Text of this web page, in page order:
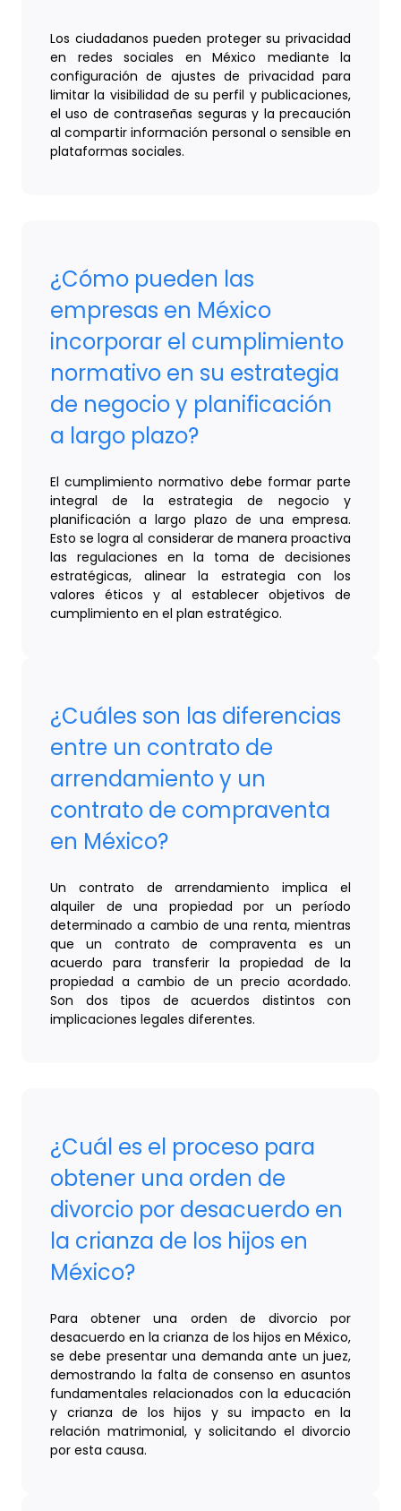
Los ciudadanos pueden proteger su privacidad
en redes sociales en México mediante la
configuración de ajustes de privacidad para
limitar la visibilidad de su perfil y publicaciones,
el uso de contraseñas seguras y la precaución
al compartir información personal o sensible en
plataformas sociales.
¿Cómo pueden las
empresas en México
incorporar el cumplimiento
normativo en su estrategia
de negocio y planificación
a largo plazo?
El cumplimiento normativo debe formar parte
integral de la estrategia de negocio y
planificación a largo plazo de una empresa.
Esto se logra al considerar de manera proactiva
las regulaciones en la toma de decisiones
estratégicas, alinear la estrategia con los
valores éticos y al establecer objetivos de
cumplimiento en el plan estratégico.
¿Cuáles son las diferencias
entre un contrato de
arrendamiento y un
contrato de compraventa
en México?
Un contrato de arrendamiento implica el
alquiler de una propiedad por un período
determinado a cambio de una renta, mientras
que un contrato de compraventa es un
acuerdo para transferir la propiedad de la
propiedad a cambio de un precio acordado.
Son dos tipos de acuerdos distintos con
implicaciones legales diferentes.
¿Cuál es el proceso para
obtener una orden de
divorcio por desacuerdo en
la crianza de los hijos en
México?
Para obtener una orden de divorcio por
desacuerdo en la crianza de los hijos en México,
se debe presentar una demanda ante un juez,
demostrando la falta de consenso en asuntos
fundamentales relacionados con la educación
y crianza de los hijos y su impacto en la
relación matrimonial, y solicitando el divorcio
por esta causa.